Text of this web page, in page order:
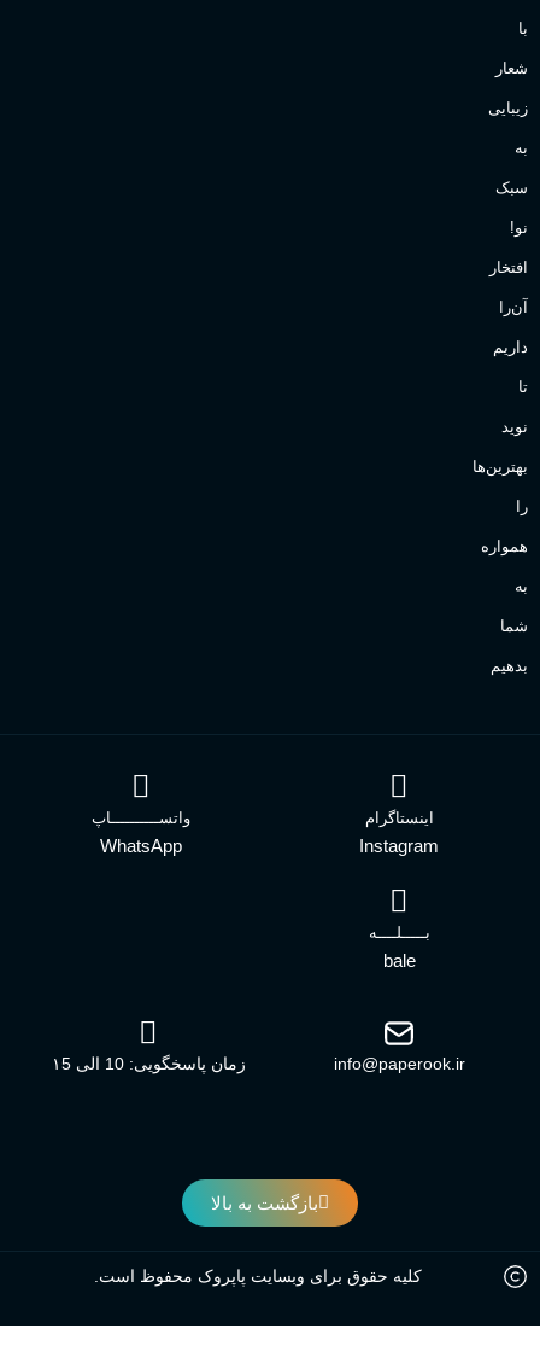
با
شعار
زیبایی
به
سبک
نو!
افتخار
آن‌را
داریم
تا
نوید
بهترین‌ها
را
همواره
به
شما
بدهیم
اینستاگرام
Instagram
واتســــــــــاپ
WhatsApp
بـــــلــــه
bale
info@paperook.ir زمان پاسخگویی: 10 الی ۱5
بازگشت به بالا
کلیه حقوق برای وبسایت پاپروک محفوظ است.